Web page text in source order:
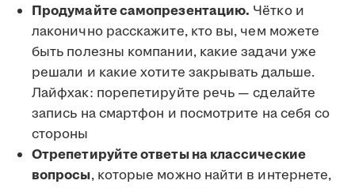
Продумайте самопрезентацию. Чётко и
лаконично расскажите, кто вы, чем можете
быть полезны компании, какие задачи уже
решали и какие хотите закрывать дальше.
Лайфхак: порепетируйте речь — сделайте
запись на смартфон и посмотрите на себя со
стороны
Отрепетируйте ответы на классические
вопросы, которые можно найти в интернете,